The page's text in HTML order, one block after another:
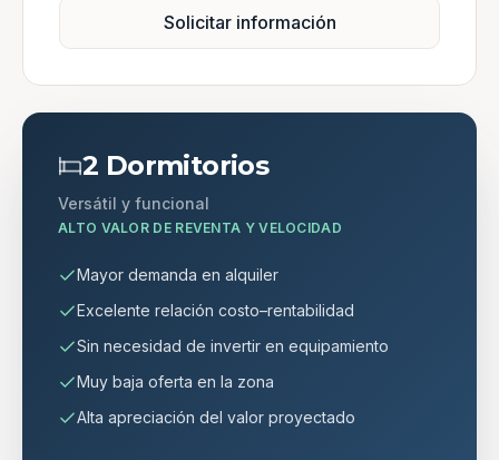
Solicitar información
2 Dormitorios
Versátil y funcional
ALTO VALOR DE REVENTA Y VELOCIDAD
Mayor demanda en alquiler
Excelente relación costo–rentabilidad
Sin necesidad de invertir en equipamiento
Muy baja oferta en la zona
Alta apreciación del valor proyectado